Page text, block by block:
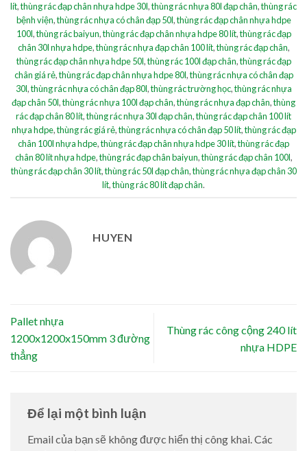
lít,thùng rác đạp chân nhựa hdpe 30l,thùng rác nhựa 80l đạp chân,thùng rác
bệnh viện,thùng rác nhựa có chân đạp 50l,thùng rác đạp chân nhựa hdpe
100l,thùng rác baiyun,thùng rác đạp chân nhựa hdpe 80 lít,thùng rác đạp
chân 30l nhựa hdpe,thùng rác nhựa đạp chân 100 lít,thùng rác đạp chân,
thùng rác đạp chân nhựa hdpe 50l,thùng rác 100l đạp chân,thùng rác đạp
chân giá rẻ,thùng rác đạp chân nhựa hdpe 80l,thùng rác nhựa có chân đạp
30l,thùng rác nhựa có chân đạp 80l,thùng rác trường học,thùng rác nhựa
đạp chân 50l,thùng rác nhựa 100l đạp chân,thùng rác nhựa đạp chân,thùng
rác đạp chân 80 lít,thùng rác nhựa 30l đạp chân,thùng rác đạp chân 100 lít
nhựa hdpe,thùng rác giá rẻ,thùng rác nhựa có chân đạp 50 lít,thùng rác đạp
chân 100l nhựa hdpe,thùng rác đạp chân nhựa hdpe 30 lít,thùng rác đạp
chân 80 lít nhựa hdpe,thùng rác đạp chân baiyun,thùng rác đạp chân 100l,
thùng rác đạp chân 30 lít,thùng rác 50l đạp chân,thùng rác nhựa đạp chân 30
lít,thùng rác 80 lít đạp chân.
HUYEN
Pallet nhựa
1200x1200x150mm 3 đường
thẳng
Thùng rác công cộng 240 lít
nhựa HDPE
Để lại một bình luận
Email của bạn sẽ không được hiển thị công khai.Các